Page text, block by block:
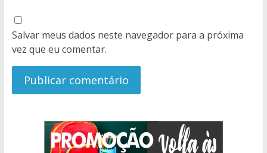
Salvar meus dados neste navegador para a próxima
vez que eu comentar.